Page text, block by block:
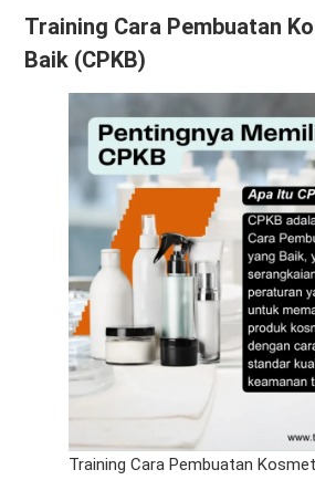
Training Cara Pembuatan
Baik (CPKB)
Training Cara Pembuatan